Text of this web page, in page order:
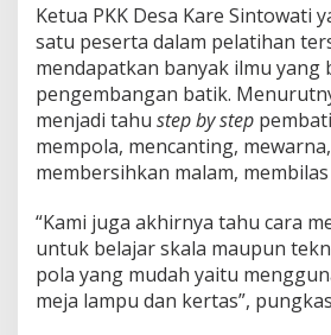
Ketua PKK Desa Kare Sintowati
satu peserta dalam pelatihan
mendapatkan banyak ilmu
pengembangan batik.
menjadi tahu step by step
mempola, mencanting,
membersihkan malam,
“Kami juga akhirnya tahu cara
untuk belajar skala maupun
pola yang mudah yaitu
meja lampu dan kertas”,